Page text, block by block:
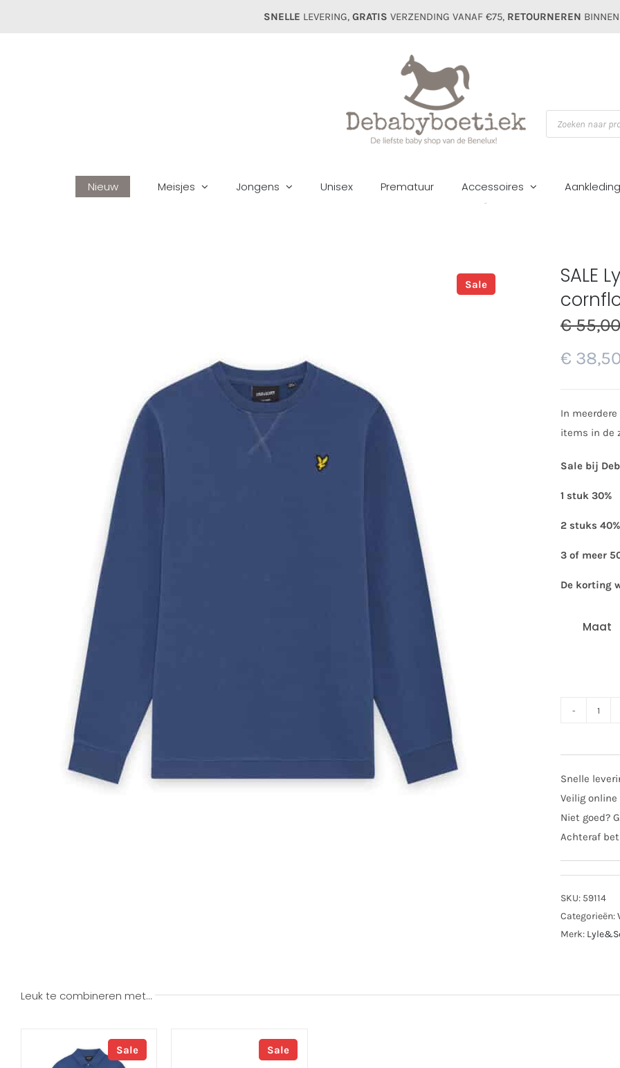
SNELLE LEVERING, GRATIS VERZENDING VANAF €75, RETOURNEREN
Producten
zoeken
Nieuw Meisjes Jongens Unisex Prematuur Accessoires Aankleding
Sale
SALE
€55,00
€
In
items in de
Sale bij
1 stuk 30%
2 stuks 40%
3 of meer
De korting
Maat
&
dark
Snelle
Veilig
Niet goed?
Achteraf
SKU: 59114
Categorieën:
Merk:
Leuk te combineren met…
Sale Sale